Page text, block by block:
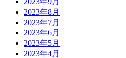
2023年8月
2023年7月
2023年6月
2023年5月
2023年4月